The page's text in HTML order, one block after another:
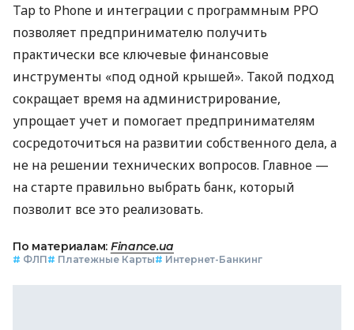
Tap to Phone и интеграции с программным РРО
позволяет предпринимателю получить
практически все ключевые финансовые
инструменты «под одной крышей». Такой подход
сокращает время на администрирование,
упрощает учет и помогает предпринимателям
сосредоточиться на развитии собственного дела, а
не на решении технических вопросов. Главное —
на старте правильно выбрать банк, который
позволит все это реализовать.
По материалам: Finance.ua
# ФЛП# Платежные Карты# Интернет-Банкинг